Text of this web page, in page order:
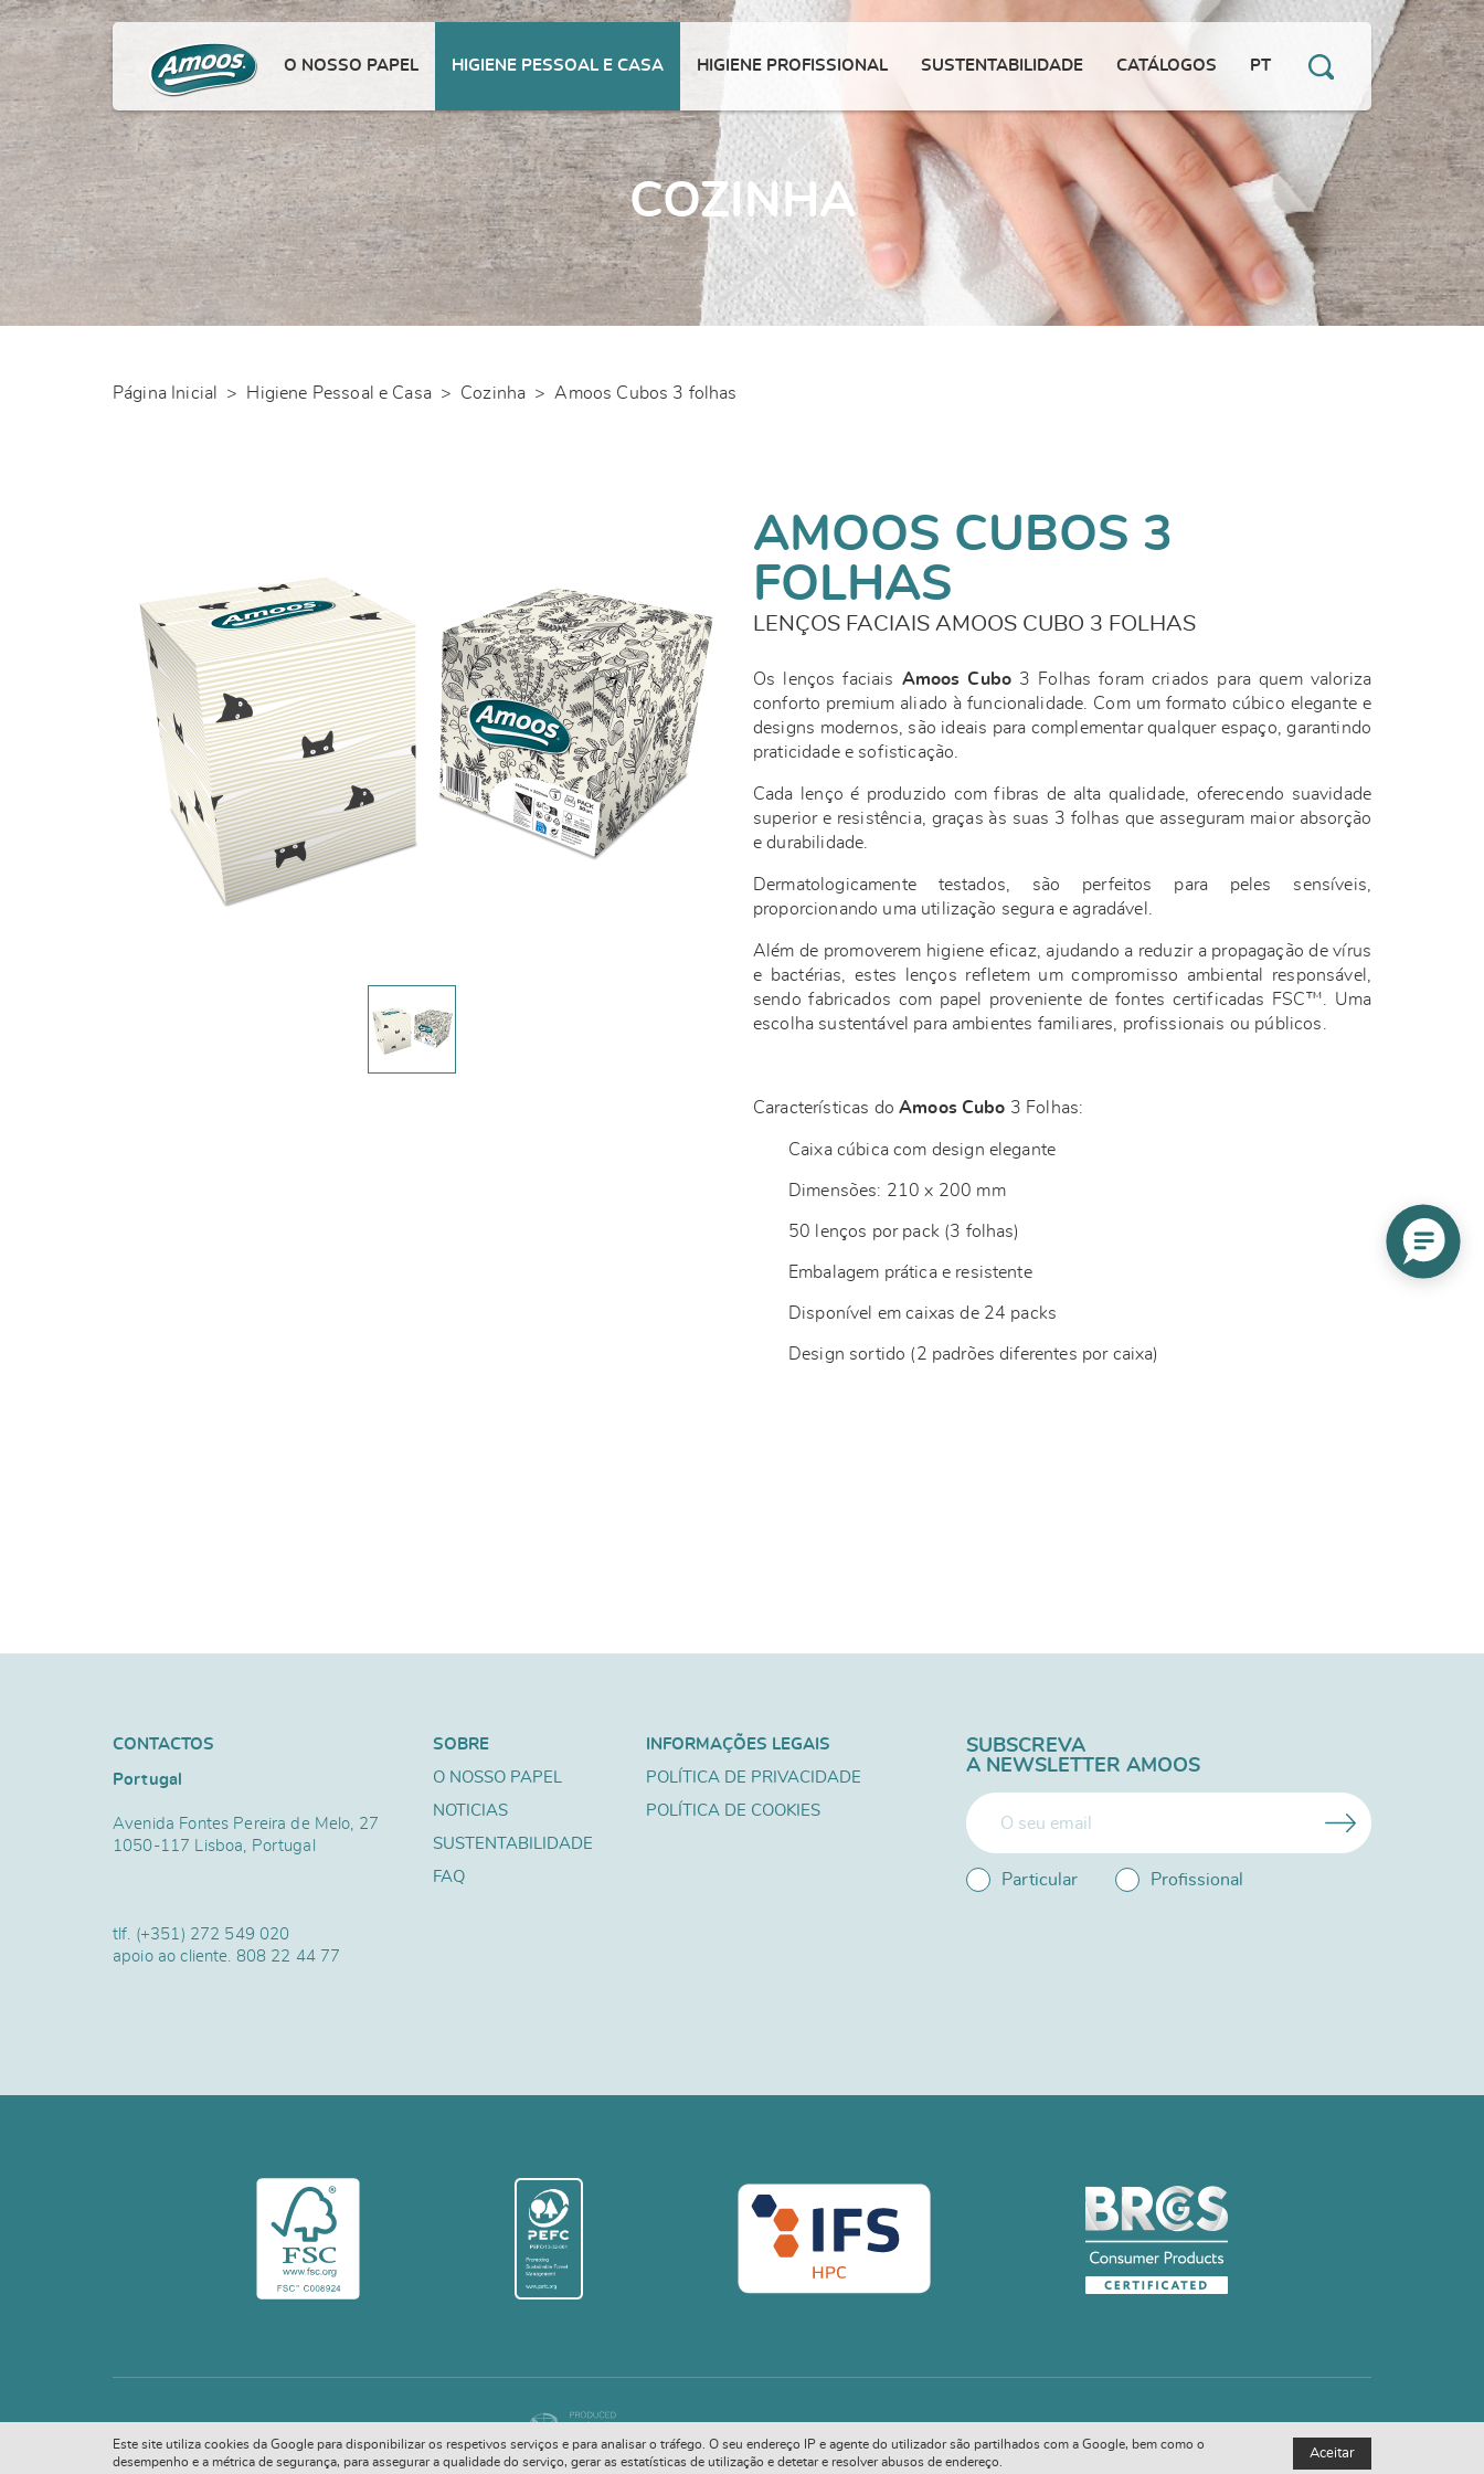
O NOSSO PAPEL HIGIENE PESSOAL E CASA HIGIENE PROFISSIONAL SUSTENTABILIDADE CATÁLOGOS PT
COZINHA
Página Inicial > Higiene Pessoal e Casa > Cozinha > Amoos Cubos 3 folhas
AMOOS CUBOS 3
FOLHAS
LENÇOS FACIAIS AMOOS CUBO 3 FOLHAS
Os lenços faciais Amoos Cubo 3 Folhas foram criados para quem valoriza
conforto premium aliado à funcionalidade. Com um formato cúbico elegante e
designs modernos, são ideais para complementar qualquer espaço, garantindo
praticidade e sofisticação.
Cada lenço é produzido com fibras de alta qualidade, oferecendo suavidade
superior e resistência, graças às suas 3 folhas que asseguram maior absorção
e durabilidade.
Dermatologicamente testados, são perfeitos para peles sensíveis,
proporcionando uma utilização segura e agradável.
Além de promoverem higiene eficaz, ajudando a reduzir a propagação de vírus
e bactérias, estes lenços refletem um compromisso ambiental responsável,
sendo fabricados com papel proveniente de fontes certificadas FSC™. Uma
escolha sustentável para ambientes familiares, profissionais ou públicos.
Características doAmoos Cubo 3 Folhas:
Caixa cúbica com design elegante
Dimensões: 210 x 200 mm
50 lenços por pack (3 folhas)
Embalagem prática e resistente
Disponível em caixas de 24 packs
Design sortido (2 padrões diferentes por caixa)
CONTACTOS
Portugal
Avenida Fontes Pereira de Melo, 27
1050-117 Lisboa, Portugal
tlf. (+351) 272 549 020
apoio ao cliente. 808 22 44 77
SOBRE
O NOSSO PAPEL
NOTICIAS
SUSTENTABILIDADE
FAQ
INFORMAÇÕES LEGAIS
POLÍTICA DE PRIVACIDADE
POLÍTICA DE COOKIES
SUBSCREVA
A NEWSLETTER AMOOS
Particular Profissional
Este site utiliza cookies da Google para disponibilizar os respetivos serviços e para analisar o tráfego. O seu endereço IP e agente do utilizador são partilhados com a Google, bem como o
desempenho e a métrica de segurança, para assegurar a qualidade do serviço, gerar as estatísticas de utilização e detetar e resolver abusos de endereço.
Aceitar